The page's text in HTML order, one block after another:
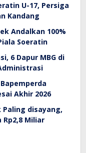
U-17, Persiga
Kandang
Andalkan 100%
Soeratin
6 Dapur MBG di
Akhir 2026
Paling disayang,
Rp2,8 Miliar